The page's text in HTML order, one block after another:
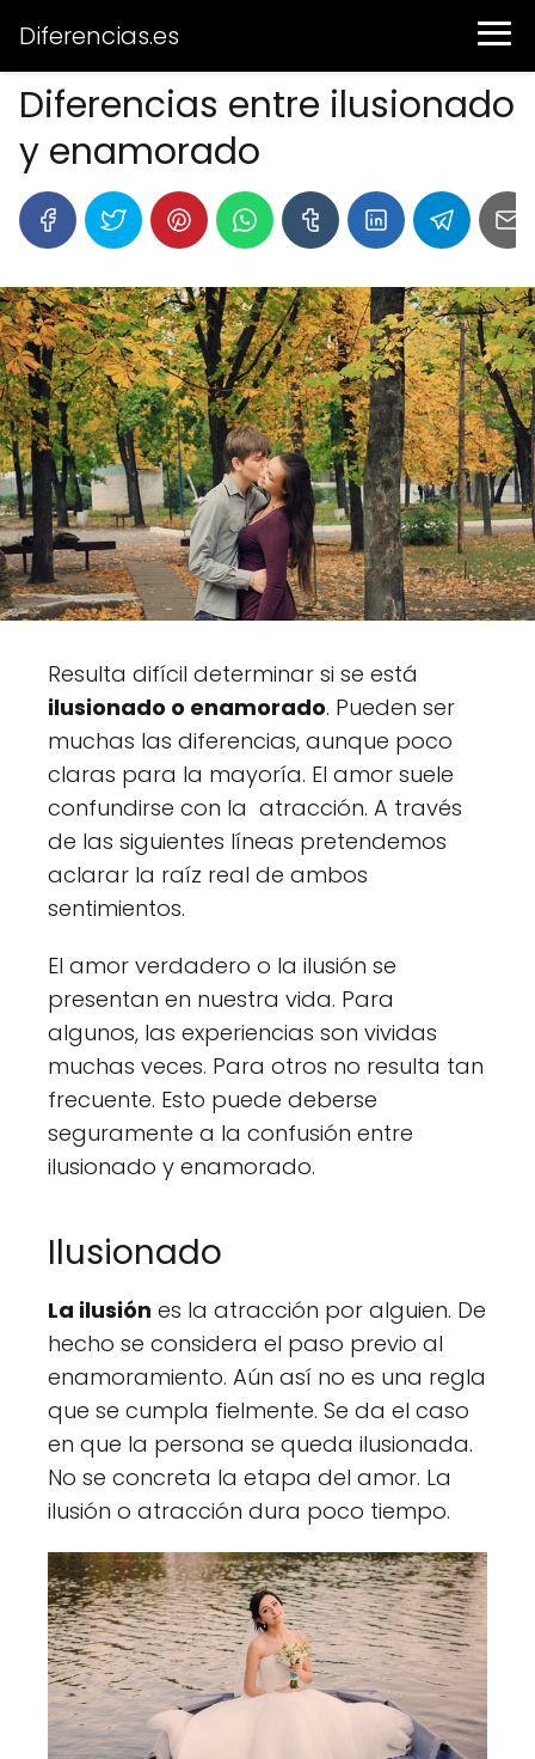
Diferencias.es
Diferencias entre ilusionado
y enamorado
Resulta difícil determinar si se está
ilusionado o enamorado. Pueden ser
muchas las diferencias, aunque poco
claras para la mayoría. El amor suele
confundirse con la atracción. A través
de las siguientes líneas pretendemos
aclarar la raíz real de ambos
sentimientos.
El amor verdadero o la ilusión se
presentan en nuestra vida. Para
algunos, las experiencias son vividas
muchas veces. Para otros no resulta tan
frecuente. Esto puede deberse
seguramente a la confusión entre
ilusionado y enamorado.
Ilusionado
La ilusión es la atracción por alguien. De
hecho se considera el paso previo al
enamoramiento. Aún así no es una regla
que se cumpla fielmente. Se da el caso
en que la persona se queda ilusionada.
No se concreta la etapa del amor. La
ilusión o atracción dura poco tiempo.